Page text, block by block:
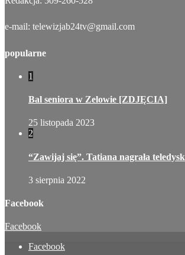
e-mail: telewizjab24tv@gmail.com
popularne
1
Bal seniora w Zelowie [ZDJĘCIA]
25 listopada 2023
2
“Zawijaj się”. Tatiana nagrała teledysk
3 sierpnia 2022
Facebook
Facebook
Facebook